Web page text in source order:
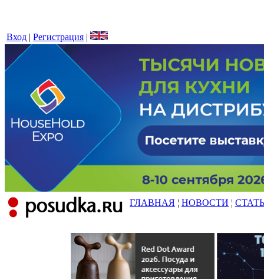
Вход | Регистрация |
ГЛАВНАЯ ¦ НОВОСТИ ¦